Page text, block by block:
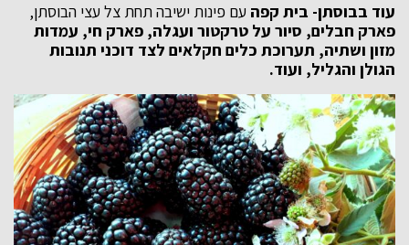
עוד בבוסתן- בית קפה עם פינות ישיבה תחת צל עצי הבוסתן,
פארק חבלים, סיור על טרקטור ועגלה, פארק חי, עמדות
מזון ושתיה, תערוכת כלים חקלאים לצד דוכני תנובות
הגולן והגליל, ועוד.